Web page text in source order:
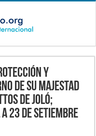
y
de su Majestad
de Joló;
23 de setiembre